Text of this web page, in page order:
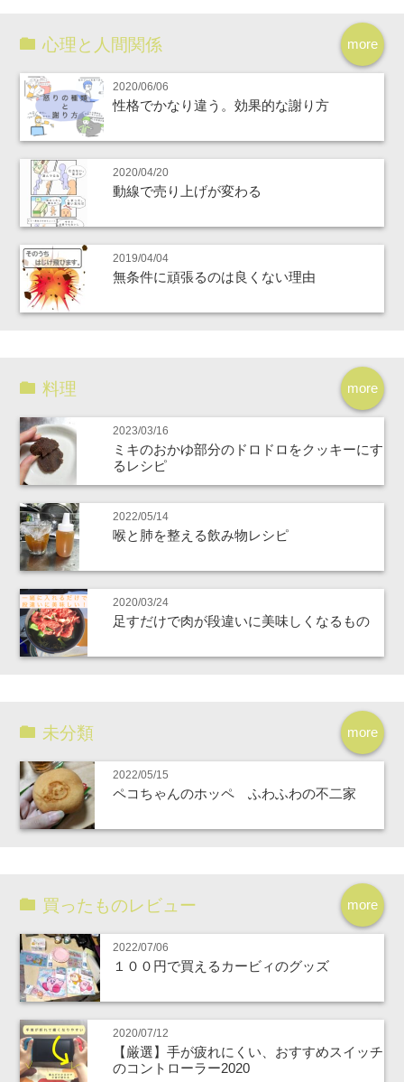
more
心理と人間関係
2020/06/06
性格でかなり違う。効果的な謝り方
2020/04/20
動線で売り上げが変わる
2019/04/04
無条件に頑張るのは良くない理由
more
料理
2023/03/16
ミキのおかゆ部分のドロドロをクッキーにす
るレシピ
2022/05/14
喉と肺を整える飲み物レシピ
2020/03/24
足すだけで肉が段違いに美味しくなるもの
more
未分類
2022/05/15
ペコちゃんのホッペ ふわふわの不二家
more
買ったものレビュー
2022/07/06
１００円で買えるカービィのグッズ
2020/07/12
【厳選】手が疲れにくい、おすすめスイッチ
のコントローラー2020